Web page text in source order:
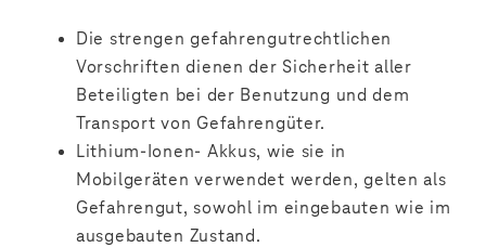
Sicherheit
Anmelden
Die strengen gefahrengutrechtlichen
Vorschriften dienen der Sicherheit aller
Beteiligten bei der Benutzung und dem
Transport von Gefahrengüter.
Lithium-Ionen- Akkus, wie sie in
Mobilgeräten verwendet werden, gelten als
Gefahrengut, sowohl im eingebauten wie im
ausgebauten Zustand.